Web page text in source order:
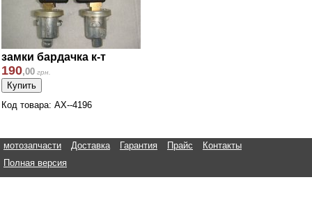
замки бардачка к-т
190,00 грн.
Код товара: АХ--4196
мотозапчасти Доставка Гарантия Прайс
Контакты
Полная версия